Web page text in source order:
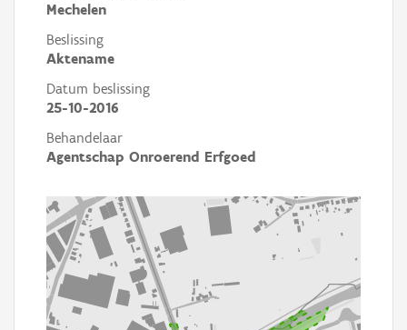
Mechelen
Beslissing
Aktename
Datum beslissing
25-10-2016
Behandelaar
Agentschap Onroerend Erfgoed